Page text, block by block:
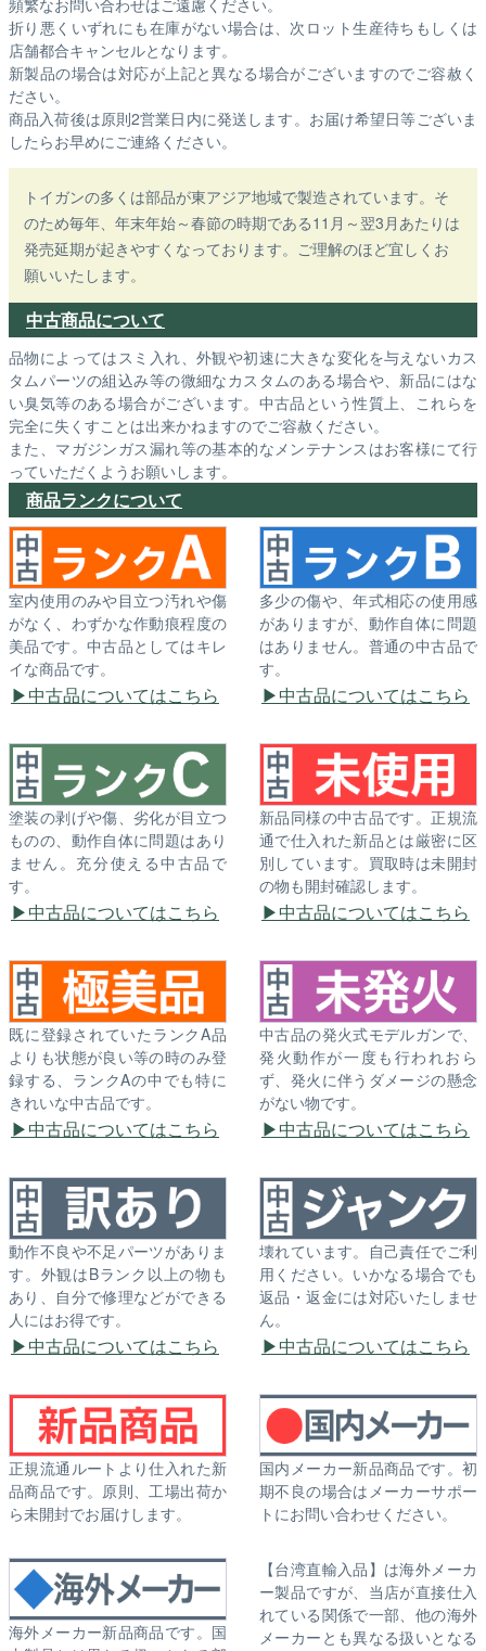
折り悪くいずれにも在庫がない場合は、次ロット生産待ちもしくは
店舗都合キャンセルとなります。
新製品の場合は対応が上記と異なる場合がございますのでご容赦く
ださい。
商品入荷後は原則2営業日内に発送します。お届け希望日等ございま
したらお早めにご連絡ください。
トイガンの多くは部品が東アジア地域で製造されています。そ
のため毎年、年末年始～春節の時期である11月～翌3月あたりは
発売延期が起きやすくなっております。ご理解のほど宜しくお
願いいたします。
中古商品について
品物によってはスミ入れ、外観や初速に大きな変化を与えないカス
タムパーツの組込み等の微細なカスタムのある場合や、新品にはな
い臭気等のある場合がございます。中古品という性質上、これらを
完全に失くすことは出来かねますのでご容赦ください。
また、マガジンガス漏れ等の基本的なメンテナンスはお客様にて行
っていただくようお願いします。
商品ランクについて
室内使用のみや目立つ汚れや傷
がなく、わずかな作動痕程度の
美品です。中古品としてはキレ
イな商品です。
中古品についてはこちら
多少の傷や、年式相応の使用感
がありますが、動作自体に問題
はありません。普通の中古品で
す。
中古品についてはこちら
塗装の剥げや傷、劣化が目立つ
ものの、動作自体に問題はあり
ません。充分使える中古品で
す。
中古品についてはこちら
新品同様の中古品です。正規流
通で仕入れた新品とは厳密に区
別しています。買取時は未開封
の物も開封確認します。
中古品についてはこちら
既に登録されていたランクA品
よりも状態が良い等の時のみ登
録する、ランクAの中でも特に
きれいな中古品です。
中古品についてはこちら
中古品の発火式モデルガンで、
発火動作が一度も行われおら
ず、発火に伴うダメージの懸念
がない物です。
中古品についてはこちら
動作不良や不足パーツがありま
す。外観はBランク以上の物も
あり、自分で修理などができる
人にはお得です。
中古品についてはこちら
壊れています。自己責任でご利
用ください。いかなる場合でも
返品・返金には対応いたしませ
ん。
中古品についてはこちら
正規流通ルートより仕入れた新
品商品です。原則、工場出荷か
ら未開封でお届けします。
国内メーカー新品商品です。初
期不良の場合はメーカーサポー
トにお問い合わせください。
海外メーカー新品商品です。国
【台湾直輸入品】は海外メーカ
ー製品ですが、当店が直接仕入
れている関係で一部、他の海外
メーカーとも異なる扱いとなる